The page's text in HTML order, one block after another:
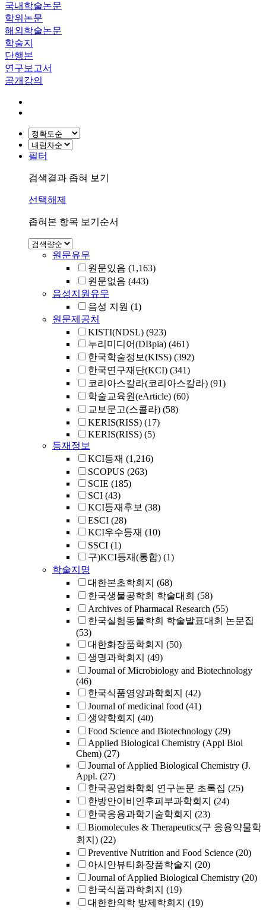
국내학술논문
학위논문
해외학술논문
학술지
단행본
연구보고서
공개강의
필터
검색결과 좁혀 보기
선택해제
좁혀본 항목 보기순서
원문유무
원문있음 (1,163)
원문없음 (443)
음성지원유무
음성 지원 (1)
원문제공처
KISTI(NDSL) (923)
누리미디어(DBpia) (461)
한국학술정보(KISS) (392)
한국연구재단(KCI) (341)
코리아스칼라(코리아스칼라) (91)
학술교육원(eArticle) (60)
교보문고(스콜라) (58)
KERIS(RISS) (17)
KERIS(RISS) (5)
등재정보
KCI등재 (1,216)
SCOPUS (263)
SCIE (185)
SCI (43)
KCI등재후보 (38)
ESCI (28)
KCI우수등재 (10)
SSCI (1)
구)KCI등재(통합) (1)
학술지명
대한본초학회지 (68)
한국생물공학회 학술대회 (58)
Archives of Pharmacal Research (55)
한국실험동물학회 학술발표대회 논문집
(53)
대한화장품학회지 (50)
생명과학회지 (49)
Journal of Microbiology and Biotechnology
(46)
한국식품영양과학회지 (42)
Journal of medicinal food (41)
생약학회지 (40)
Food Science and Biotechnology (29)
Applied Biological Chemistry (Appl Biol
Chem) (27)
Journal of Applied Biological Chemistry (J.
Appl. (27)
한국공업화학회 연구논문 초록집 (25)
한방안이비인후피부과학회지 (24)
한국응용과학기술학회지 (23)
Biomolecules & Therapeutics(구 응용약물학
회지) (22)
Preventive Nutrition and Food Science (20)
아시안뷰티화장품학술지 (20)
Journal of Applied Biological Chemistry (20)
한국식품과학회지 (19)
대한한의학 방제학회지 (19)